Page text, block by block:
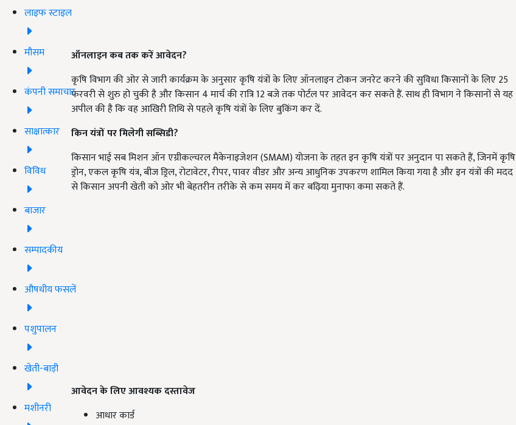
लाइफ स्टाइल
मौसम
कंपनी समाचार
साक्षात्कार
विविध
बाजार
सम्पादकीय
औषधीय फसलें
पशुपालन
खेती-बाड़ी
मशीनरी
ऑनलाइन कब तक करें आवेदन?
कृषि विभाग की ओर से जारी कार्यक्रम के अनुसार कृषि यंत्रों के लिए ऑनलाइन टोकन जनरेट करने की सुविधा किसानों के लिए 25
फरवरी से शुरु हो चुकी है और किसान 4 मार्च की रात्रि 12 बजे तक पोर्टल पर आवेदन कर सकते हैं. साथ ही विभाग ने किसानों से यह
अपील की है कि वह आखिरी तिथि से पहले कृषि यंत्रों के लिए बुकिंग कर दें.
किन यंत्रों पर मिलेगी सब्सिडी?
किसान भाई सब मिशन ऑन एग्रीकल्चरल मैकेनाइजेशन (SMAM) योजना के तहत इन कृषि यंत्रों पर अनुदान पा सकते हैं, जिनमें कृषि
ड्रोन, एकल कृषि यंत्र, बीज ड्रिल, रोटावेटर, रीपर, पावर वीडर और अन्य आधुनिक उपकरण शामिल किया गया है और इन यंत्रों की मदद
से किसान अपनी खेती को ओर भी बेहतरीन तरीके से कम समय में कर बढ़िया मुनाफा कमा सकते हैं.
आवेदन के लिए आवश्यक दस्तावेज
आधार कार्ड